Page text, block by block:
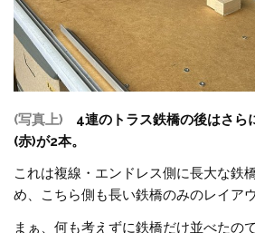
(写真上)
4連のトラス鉄橋の後はさら
(赤)が2本。
これは複線・エンドレス側に長大な鉄
め、こちら側も長い鉄橋のみのレイア
まぁ、何も考えずに鉄橋だけ並べたの